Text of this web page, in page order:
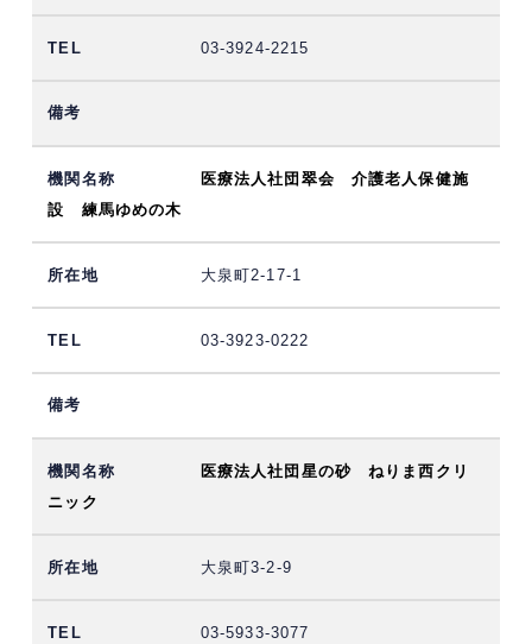
03-3924-2215
医療法人社団翠会 介護老人保健施
設 練馬ゆめの木
大泉町2-17-1
03-3923-0222
医療法人社団星の砂 ねりま西クリ
ニック
大泉町3-2-9
03-5933-3077